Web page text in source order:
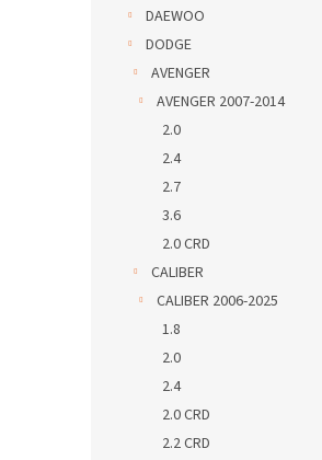
DAEWOO
DODGE
AVENGER
AVENGER 2007-2014
2.0
2.4
2.7
3.6
2.0 CRD
CALIBER
CALIBER 2006-2025
1.8
2.0
2.4
2.0 CRD
2.2 CRD